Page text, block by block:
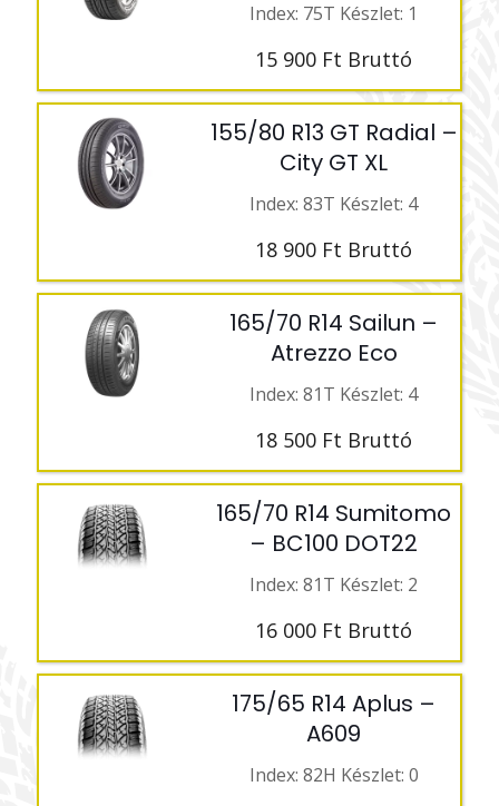
Index: 75T Készlet: 1
15 900 Ft Bruttó
155/80 R13 GT Radial –
City GT XL
Index: 83T Készlet: 4
18 900 Ft Bruttó
165/70 R14 Sailun –
Atrezzo Eco
Index: 81T Készlet: 4
18 500 Ft Bruttó
165/70 R14 Sumitomo
– BC100 DOT22
Index: 81T Készlet: 2
16 000 Ft Bruttó
175/65 R14 Aplus –
A609
Index: 82H Készlet: 0